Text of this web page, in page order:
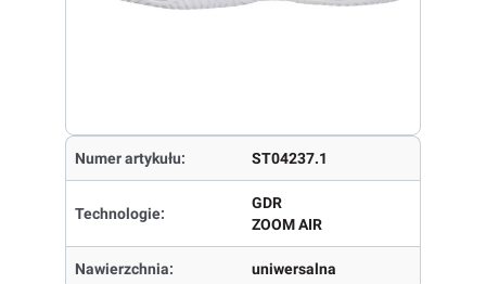
Numer artykułu: ST04237.1
Technologie:
GDR
ZOOM AIR
Nawierzchnia: uniwersalna